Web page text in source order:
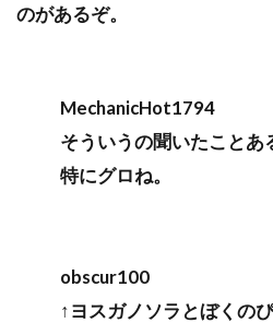
のがあるぞ。
MechanicHot1794
そういうの聞いたことあ
特にグロね。
obscur100
↑ヨスガノソラとぼくの